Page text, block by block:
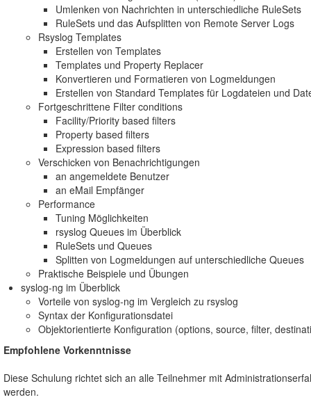
Umlenken von Nachrichten in unterschiedliche RuleSets
RuleSets und das Aufsplitten von Remote Server Logs
Rsyslog Templates
Erstellen von Templates
Templates und Property Replacer
Konvertieren und Formatieren von Logmeldungen
Erstellen von Standard Templates für Logdateien und
Fortgeschrittene Filter conditions
Facility/Priority based filters
Property based filters
Expression based filters
Verschicken von Benachrichtigungen
an angemeldete Benutzer
an eMail Empfänger
Performance
Tuning Möglichkeiten
rsyslog Queues im Überblick
RuleSets und Queues
Splitten von Logmeldungen auf unterschiedliche Queues
Praktische Beispiele und Übungen
syslog-ng im Überblick
Vorteile von syslog-ng im Vergleich zu rsyslog
Syntax der Konfigurationsdatei
Objektorientierte Konfiguration (options, source, filter,
Empfohlene Vorkenntnisse
Diese Schulung richtet sich an alle Teilnehmer mit
werden.